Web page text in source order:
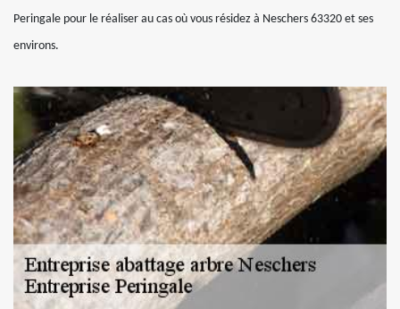
Peringale pour le réaliser au cas où vous résidez à Neschers 63320 et ses
environs.